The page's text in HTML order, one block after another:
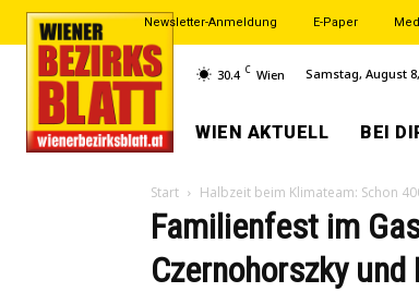
Newsletter-Anmeldung E-Paper
30.4 C Wien Samstag, August
WIEN AKTUELL BEI
Start Halbzeit beim Klimateam: Schon
Familienfest im
Czernohorszky und